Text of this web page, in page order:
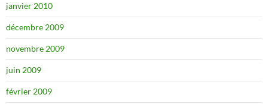
janvier 2010
décembre 2009
novembre 2009
juin 2009
février 2009